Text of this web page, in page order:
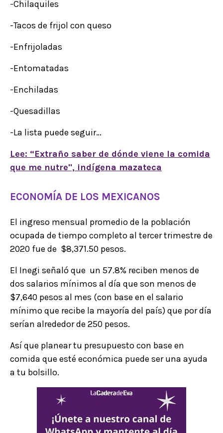
-Chilaquiles
-Tacos de frijol con queso
-Enfrijoladas
-Entomatadas
-Enchiladas
-Quesadillas
-La lista puede seguir…
Lee: “Extraño saber de dónde viene la comida
que me nutre", indígena mazateca
ECONOMÍA DE LOS MEXICANOS
El ingreso mensual promedio de la población
ocupada de tiempo completo al tercer trimestre de
2020 fue de $8,371.50 pesos.
El Inegi señaló que un 57.8% reciben menos de
dos salarios mínimos al día que son menos de
$7,640 pesos al mes (con base en el salario
mínimo que recibe la mayoría del país) que por día
serían alrededor de 250 pesos.
Así que planear tu presupuesto con base en
comida que esté económica puede ser una ayuda
a tu bolsillo.